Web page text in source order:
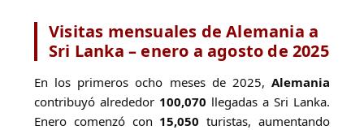
Visitas mensuales de Alemania a
Sri Lanka – enero a agosto de 2025
En los primeros ocho meses de 2025, Alemania
contribuyó alrededor 100,070 llegadas a Sri Lanka.
Enero comenzó con 15,050 turistas, aumentando